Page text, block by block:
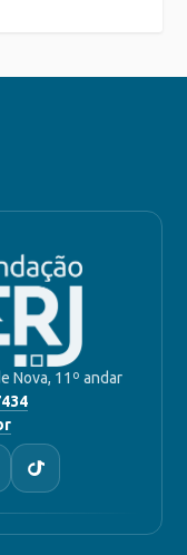
Nova, 11º andar